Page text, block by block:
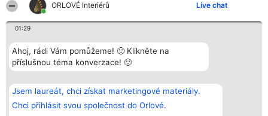
ORLOVÉ Interiérů Live chat
01:29
Ahoj, rádi Vám pomůžeme! 🙂 Klikněte na
příslušnou téma konverzace! 🙂
Jsem laureát, chci získat marketingové materiály.
Chci přihlásit svou společnost do Orlové.
Bright Side Solutions sp. z o.
o. sp. k.
ul. Ruska 22
Wrocław 50-079
Vítězové
Seznam všech
laureátů
Zásady
Kontakt